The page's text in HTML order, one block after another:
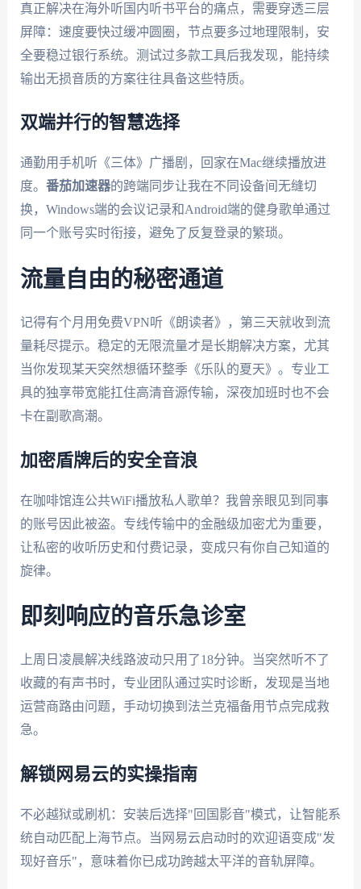
真正解决在海外听国内听书平台的痛点，需要穿透三层
屏障：速度要快过缓冲圆圈，节点要多过地理限制，安
全要稳过银行系统。测试过多款工具后我发现，能持续
输出无损音质的方案往往具备这些特质。
双端并行的智慧选择
通勤用手机听《三体》广播剧，回家在Mac继续播放进
度。 番茄加速器的跨端同步让我在不同设备间无缝切
换，Windows端的会议记录和Android端的健身歌单通过
同一个账号实时衔接，避免了反复登录的繁琐。
流量自由的秘密通道
记得有个月用免费VPN听《朗读者》，第三天就收到流
量耗尽提示。稳定的无限流量才是长期解决方案，尤其
当你发现某天突然想循环整季《乐队的夏天》。专业工
具的独享带宽能扛住高清音源传输，深夜加班时也不会
卡在副歌高潮。
加密盾牌后的安全音浪
在咖啡馆连公共WiFi播放私人歌单？我曾亲眼见到同事
的账号因此被盗。专线传输中的金融级加密尤为重要，
让私密的收听历史和付费记录，变成只有你自己知道的
旋律。
即刻响应的音乐急诊室
上周日凌晨解决线路波动只用了18分钟。当突然听不了
收藏的有声书时，专业团队通过实时诊断，发现是当地
运营商路由问题，手动切换到法兰克福备用节点完成救
急。
解锁网易云的实操指南
不必越狱或刷机：安装后选择"回国影音"模式，让智能系
统自动匹配上海节点。当网易云启动时的欢迎语变成"发
现好音乐"，意味着你已成功跨越太平洋的音轨屏障。